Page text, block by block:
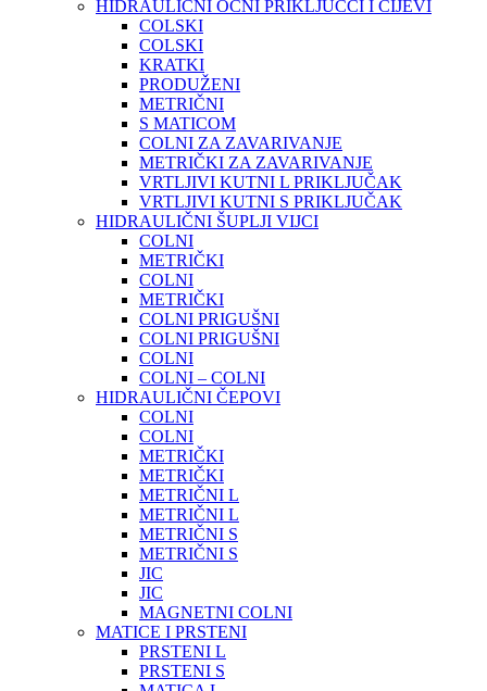
HIDRAULIČNI OČNI PRIKLJUČCI I CIJEVI
COLSKI
COLSKI
KRATKI
PRODUŽENI
METRIČNI
S MATICOM
COLNI ZA ZAVARIVANJE
METRIČKI ZA ZAVARIVANJE
VRTLJIVI KUTNI L PRIKLJUČAK
VRTLJIVI KUTNI S PRIKLJUČAK
HIDRAULIČNI ŠUPLJI VIJCI
COLNI
METRIČKI
COLNI
METRIČKI
COLNI PRIGUŠNI
COLNI PRIGUŠNI
COLNI
COLNI – COLNI
HIDRAULIČNI ČEPOVI
COLNI
COLNI
METRIČKI
METRIČKI
METRIČNI L
METRIČNI L
METRIČNI S
METRIČNI S
JIC
JIC
MAGNETNI COLNI
MATICE I PRSTENI
PRSTENI L
PRSTENI S